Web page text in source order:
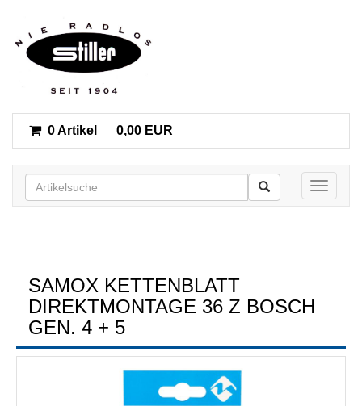
0 Artikel 0,00 EUR
Toggle
SAMOX KETTENBLATT
DIREKTMONTAGE 36 Z BOSCH
GEN. 4 + 5